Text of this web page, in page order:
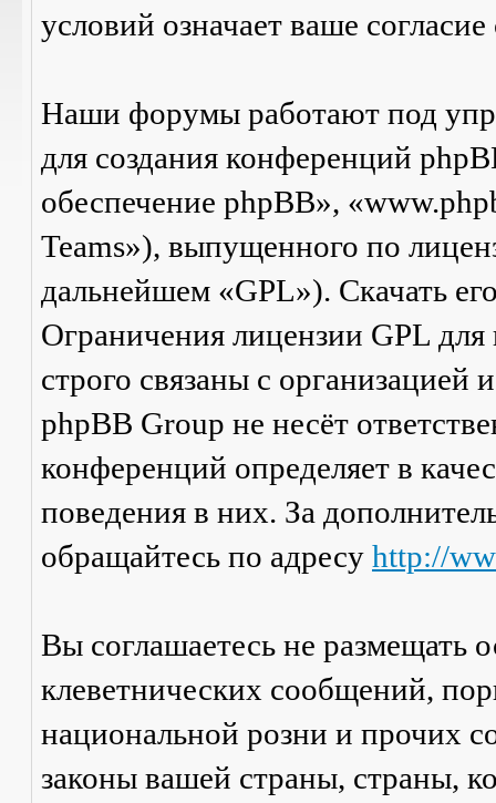
условий означает ваше
Наши форумы работают под
для создания конференций
обеспечение phpBB»,
Teams»), выпущенного по
дальнейшем «GPL»). Скачать
Ограничения лицензии GPL
строго связаны с
phpBB Group не несёт
конференций определяет в
поведения в них. За
обращайтесь по адресу http://
Вы соглашаетесь не размещать
клеветнических сообщений,
национальной розни и прочих
законы вашей страны, страны,